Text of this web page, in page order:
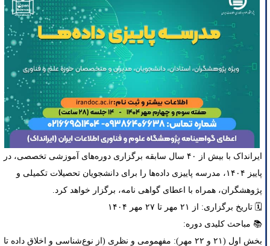
ایرانداک با بیش از ۴۰ سال سابقه برگزاری دوره‌های آموزشی تخصصی، در
پاییز ۱۴۰۴، مدرسه پاییزی داده‌ها را برای دانشجویان تحصیلات تکمیلی و
پژوهشگران، همراه با اعطای گواهی نامه، برگزار خواهد کرد.
🗓️ تاریخ برگزاری: از ۲۱ مهر تا ۲۷ مهر ۱۴۰۴
📚 مباحث کلیدی دوره:
بخش اول (۲۱ و ۲۲ مهر): مفهمومی و نظری (از نوع‌شناسی و اخلاق داده تا